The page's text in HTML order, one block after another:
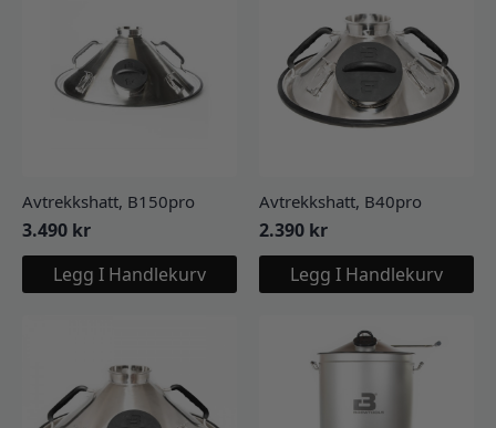
Avtrekkshatt, B150pro
3.490 kr
Legg I Handlekurv
Avtrekkshatt, B40pro
2.390 kr
Legg I Handlekurv